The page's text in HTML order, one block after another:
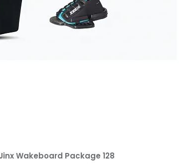
Wakeboard Package 128